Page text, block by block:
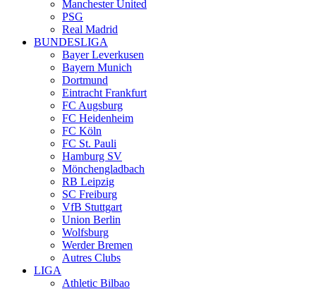
Manchester United
PSG
Real Madrid
BUNDESLIGA
Bayer Leverkusen
Bayern Munich
Dortmund
Eintracht Frankfurt
FC Augsburg
FC Heidenheim
FC Köln
FC St. Pauli
Hamburg SV
Mönchengladbach
RB Leipzig
SC Freiburg
VfB Stuttgart
Union Berlin
Wolfsburg
Werder Bremen
Autres Clubs
LIGA
Athletic Bilbao